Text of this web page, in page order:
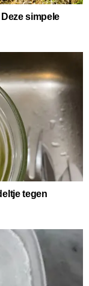
simpele
tegen